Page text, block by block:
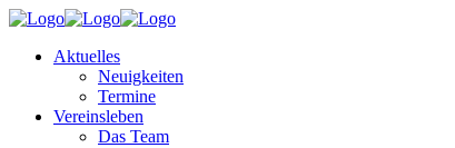
Aktuelles
Neuigkeiten
Termine
Vereinsleben
Das Team